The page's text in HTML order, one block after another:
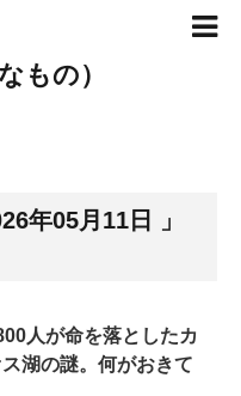
もの）
年05月11日 」
人が命を落としたカ
湖の謎。何がおきて